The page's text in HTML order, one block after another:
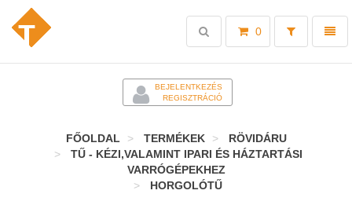
Toggle
0
Toggle
search
BEJELENTKEZÉS
REGISZTRÁCIÓ
FŐOLDAL TERMÉKEK
RÖVIDÁRU
TŰ - KÉZI,VALAMINT IPARI ÉS HÁZTARTÁSI
VARRÓGÉPEKHEZ
HORGOLÓTŰ